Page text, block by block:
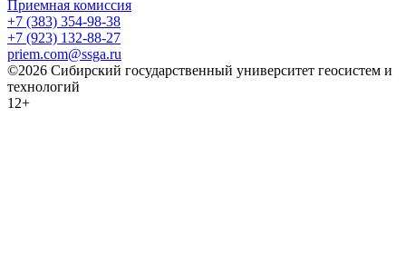
Приемная комиссия
+7 (383) 354-98-38
+7 (923) 132-88-27
priem.com@ssga.ru
©2026 Сибирский государственный университет геосистем и
технологий
12+